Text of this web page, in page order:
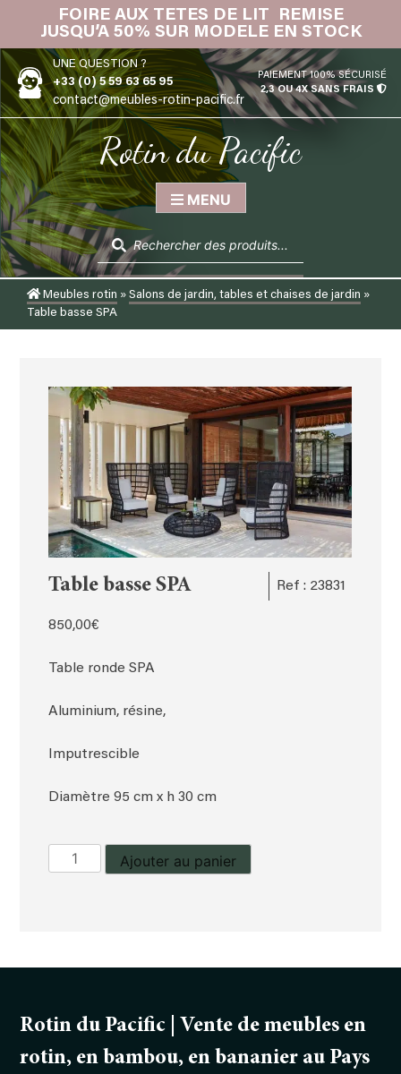
content
FOIRE AUX TETES DE LIT REMISE
JUSQU’A 50% SUR MODELE EN STOCK
UNE QUESTION ?
+33 (0) 5 59 63 65 95
contact@meubles-rotin-pacific.fr
PAIEMENT 100% SÉCURISÉ
2,3 OU 4X SANS FRAIS
Rotin du Pacific
MENU
Recherche
de
produits
Meubles rotin » Salons de jardin, tables et chaises de jardin »
Table basse SPA
Table basse SPA Ref : 23831
850,00€
Table ronde SPA
Aluminium, résine,
Imputrescible
Diamètre 95 cm x h 30 cm
quantité
de
Ajouter au panier
Rotin du Pacific | Vente de meubles en
rotin, en bambou, en bananier au Pays